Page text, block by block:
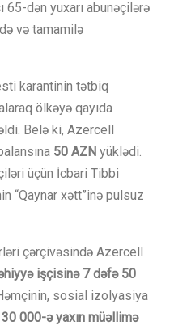
65-dən yuxarı abunəçilərə
və tamamilə
karantinin tətbiq
ölkəyə qayıda
Belə ki, Azercell
50 AZN yüklədi.
üçün İcbari Tibbi
“Qaynar xətt”inə pulsuz
çərçivəsində Azercell
işçisinə 7 dəfə 50
sosial izolyasiya
30 000-ə yaxın müəllimə